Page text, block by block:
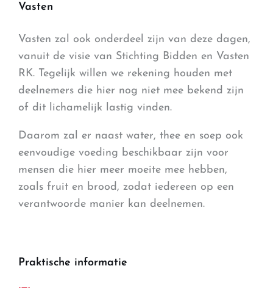
Vasten
Vasten zal ook onderdeel zijn van deze dagen,
vanuit de visie van Stichting Bidden en Vasten
RK. Tegelijk willen we rekening houden met
deelnemers die hier nog niet mee bekend zijn
of dit lichamelijk lastig vinden.
Daarom zal er naast water, thee en soep ook
eenvoudige voeding beschikbaar zijn voor
mensen die hier meer moeite mee hebben,
zoals fruit en brood, zodat iedereen op een
verantwoorde manier kan deelnemen.
Praktische informatie